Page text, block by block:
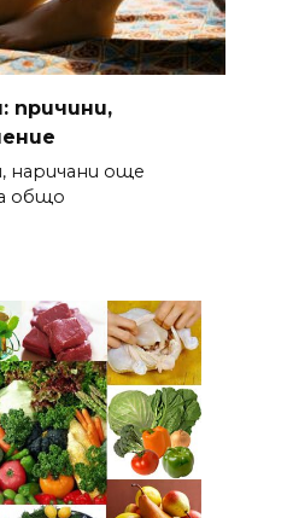
причини,
наричани още
общо